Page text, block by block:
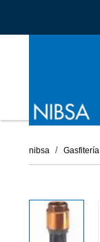
nibsa Gasfitería